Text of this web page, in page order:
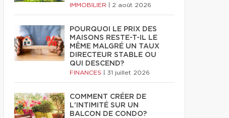
IMMOBILIER 2 août 2026
POURQUOI LE PRIX DES
MAISONS RESTE-T-IL LE
MÊME MALGRÉ UN TAUX
DIRECTEUR STABLE OU
QUI DESCEND?
FINANCES 31 juillet 2026
COMMENT CRÉER DE
L'INTIMITÉ SUR UN
BALCON DE CONDO?